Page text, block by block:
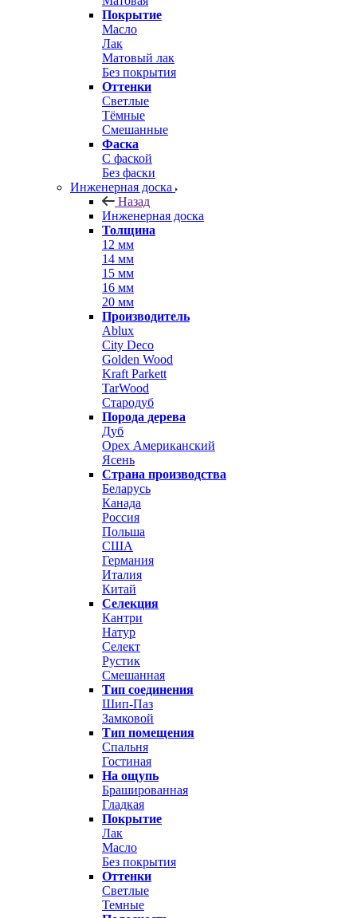
Покрытие
Масло
Лак
Матовый лак
Без покрытия
Оттенки
Светлые
Тёмные
Смешанные
Фаска
С фаской
Без фаски
Инженерная доска
Назад
Инженерная доска
Толщина
12 мм
14 мм
15 мм
16 мм
20 мм
Производитель
Ablux
City Deco
Golden Wood
Kraft Parkett
TarWood
Стародуб
Порода дерева
Дуб
Орех Американский
Ясень
Страна производства
Беларусь
Канада
Россия
Польша
США
Германия
Италия
Китай
Селекция
Кантри
Натур
Селект
Рустик
Смешанная
Тип соединения
Шип-Паз
Замковой
Тип помещения
Спальня
Гостиная
На ощупь
Брашированная
Гладкая
Покрытие
Лак
Масло
Без покрытия
Оттенки
Светлые
Темные